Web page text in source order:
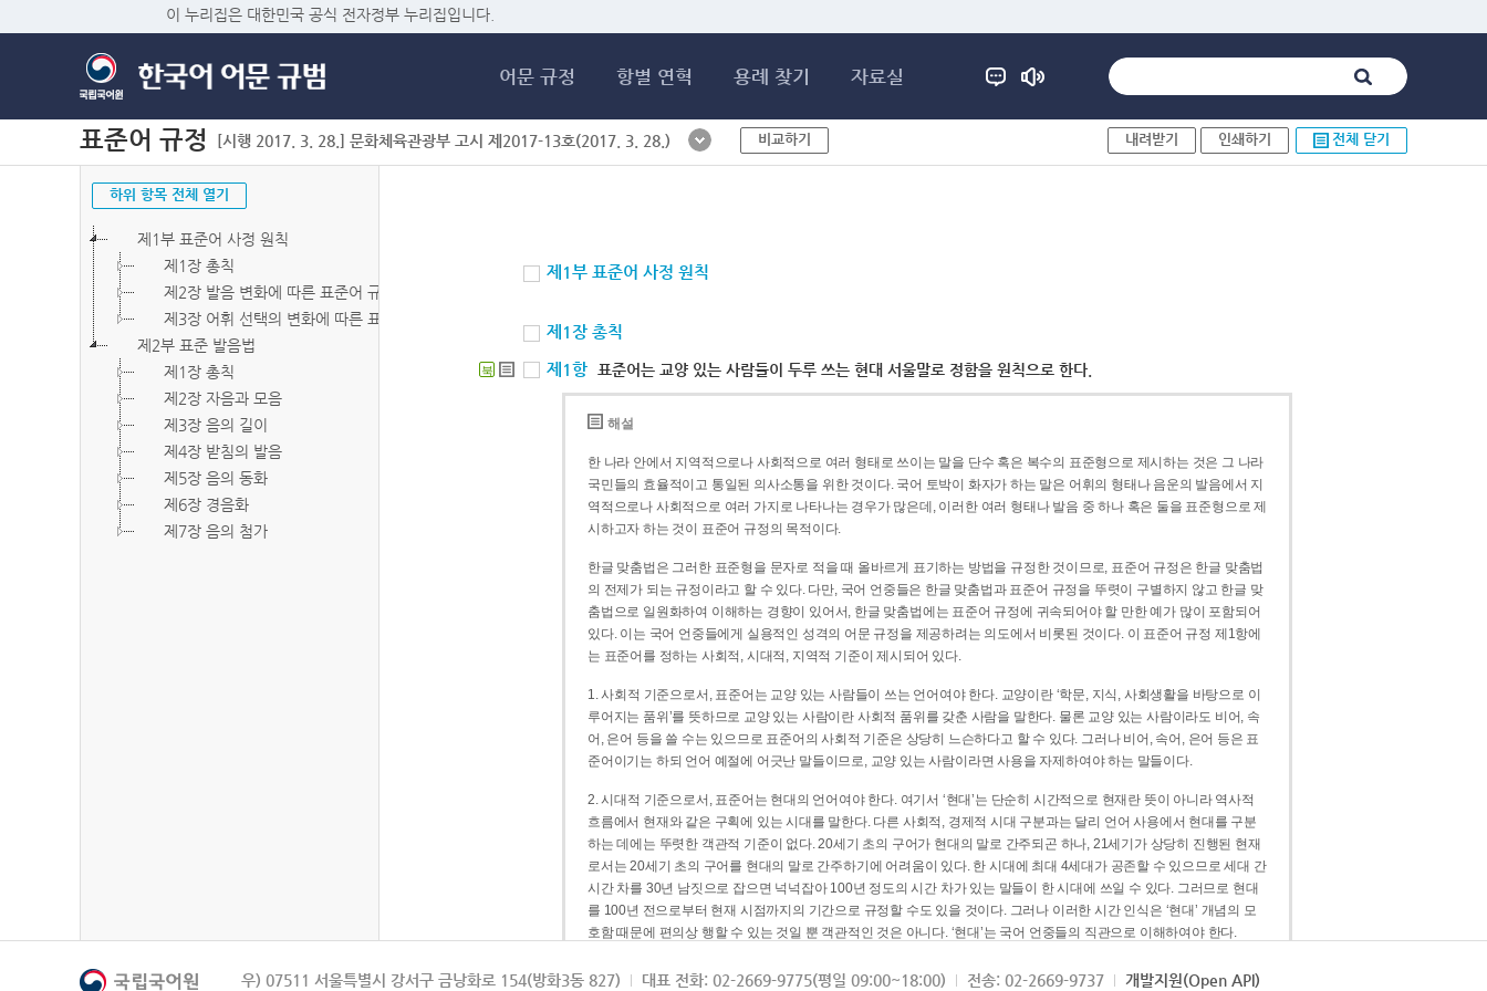
이 누리집은 대한민국 공식 전자정부 누리집입니다.
어문 규정 항별 연혁 용례 찾기 자료실
표준어 규정 [시행 2017. 3. 28.] 문화체육관광부 고시 제2017-13호(2017. 3. 28.) 비교하기 내려받기 인쇄하기 전체 닫기
하위 항목 전체 열기
제1부 표준어 사정 원칙
제1장 총칙
제2장 발음 변화에 따른 표준어 규정
제3장 어휘 선택의 변화에 따른 표준어 규정
제2부 표준 발음법
제1장 총칙
제2장 자음과 모음
제3장 음의 길이
제4장 받침의 발음
제5장 음의 동화
제6장 경음화
제7장 음의 첨가
제1부 표준어 사정 원칙
제1장 총칙
북 제1항 표준어는 교양 있는 사람들이 두루 쓰는 현대 서울말로 정함을 원칙으로 한다.
해설
한 나라 안에서 지역적으로나 사회적으로 여러 형태로 쓰이는 말을 단수 혹은 복수의 표준형으로 제시하는 것은 그 나라
국민들의 효율적이고 통일된 의사소통을 위한 것이다. 국어 토박이 화자가 하는 말은 어휘의 형태나 음운의 발음에서 지
역적으로나 사회적으로 여러 가지로 나타나는 경우가 많은데, 이러한 여러 형태나 발음 중 하나 혹은 둘을 표준형으로 제
시하고자 하는 것이 표준어 규정의 목적이다.
한글 맞춤법은 그러한 표준형을 문자로 적을 때 올바르게 표기하는 방법을 규정한 것이므로, 표준어 규정은 한글 맞춤법
의 전제가 되는 규정이라고 할 수 있다. 다만, 국어 언중들은 한글 맞춤법과 표준어 규정을 뚜렷이 구별하지 않고 한글 맞
춤법으로 일원화하여 이해하는 경향이 있어서, 한글 맞춤법에는 표준어 규정에 귀속되어야 할 만한 예가 많이 포함되어
있다. 이는 국어 언중들에게 실용적인 성격의 어문 규정을 제공하려는 의도에서 비롯된 것이다. 이 표준어 규정 제1항에
는 표준어를 정하는 사회적, 시대적, 지역적 기준이 제시되어 있다.
1. 사회적 기준으로서, 표준어는 교양 있는 사람들이 쓰는 언어여야 한다. 교양이란 ‘학문, 지식, 사회생활을 바탕으로 이
루어지는 품위’를 뜻하므로 교양 있는 사람이란 사회적 품위를 갖춘 사람을 말한다. 물론 교양 있는 사람이라도 비어, 속
어, 은어 등을 쓸 수는 있으므로 표준어의 사회적 기준은 상당히 느슨하다고 할 수 있다. 그러나 비어, 속어, 은어 등은 표
준어이기는 하되 언어 예절에 어긋난 말들이므로, 교양 있는 사람이라면 사용을 자제하여야 하는 말들이다.
2. 시대적 기준으로서, 표준어는 현대의 언어여야 한다. 여기서 ‘현대’는 단순히 시간적으로 현재란 뜻이 아니라 역사적
흐름에서 현재와 같은 구획에 있는 시대를 말한다. 다른 사회적, 경제적 시대 구분과는 달리 언어 사용에서 현대를 구분
하는 데에는 뚜렷한 객관적 기준이 없다. 20세기 초의 구어가 현대의 말로 간주되곤 하나, 21세기가 상당히 진행된 현재
로서는 20세기 초의 구어를 현대의 말로 간주하기에 어려움이 있다. 한 시대에 최대 4세대가 공존할 수 있으므로 세대 간
시간 차를 30년 남짓으로 잡으면 넉넉잡아 100년 정도의 시간 차가 있는 말들이 한 시대에 쓰일 수 있다. 그러므로 현대
를 100년 전으로부터 현재 시점까지의 기간으로 규정할 수도 있을 것이다. 그러나 이러한 시간 인식은 ‘현대’ 개념의 모
호함 때문에 편의상 행할 수 있는 것일 뿐 객관적인 것은 아니다. ‘현대’는 국어 언중들의 직관으로 이해하여야 한다.
3. 지역적 기준으로서, 표준어는 서울말이어야 한다. 이는 표준어의 공용어적 성격을 가장 크게 드러내 주는 기준이다.
우) 07511 서울특별시 강서구 금낭화로 154(방화3동 827) 대표 전화: 02-2669-9775(평일 09:00~18:00) 전송: 02-2669-9737 개발지원(Open API)